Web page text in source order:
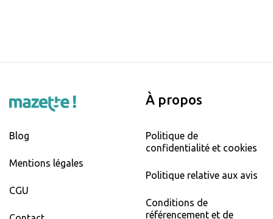
Blog
Mentions légales
CGU
À propos
Politique de
confidentialité et cookies
Politique relative aux avis
Conditions de
référencement et de